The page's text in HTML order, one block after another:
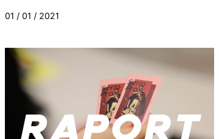
01 / 01 / 2021